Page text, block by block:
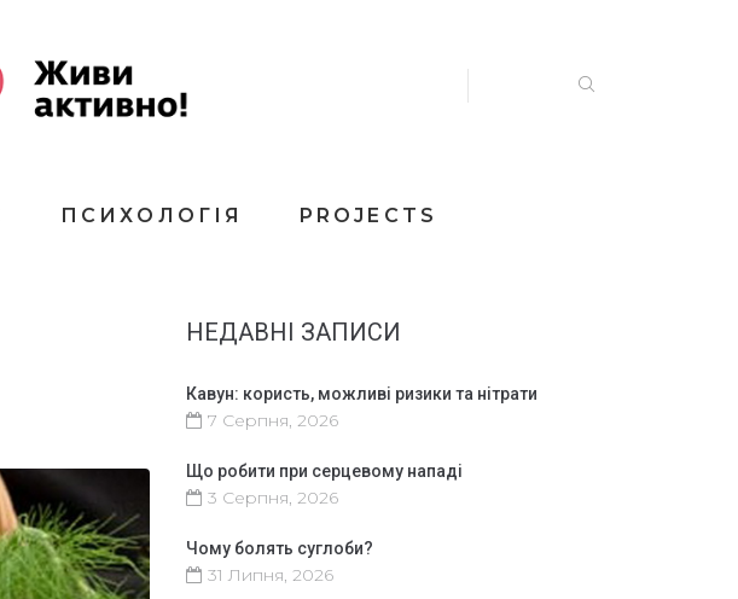
ПСИХОЛОГІЯ PROJECTS
НЕДАВНІ ЗАПИСИ
Кавун: користь, можливі ризики та нітрати
7 Серпня, 2026
Що робити при серцевому нападі
3 Серпня, 2026
Чому болять суглоби?
31 Липня, 2026